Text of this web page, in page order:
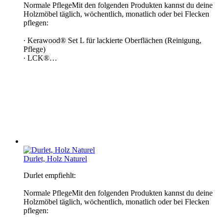
Normale PflegeMit den folgenden Produkten kannst du deine
Holzmöbel täglich, wöchentlich, monatlich oder bei Flecken
pflegen:
∙ Kerawood® Set L für lackierte Oberflächen (Reinigung,
Pflege)
∙ LCK®…
Durlet, Holz Naturel
Durlet empfiehlt:
Normale PflegeMit den folgenden Produkten kannst du deine
Holzmöbel täglich, wöchentlich, monatlich oder bei Flecken
pflegen: